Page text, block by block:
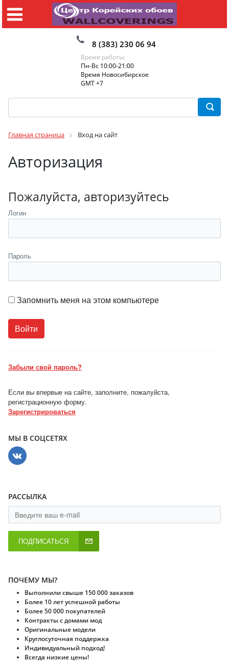
8 (383) 230 06 94
Время работы:
Пн-Вс 10:00-21:00
Время Новосибирское
GMT +7
Главная страница Вход на сайт
Авторизация
Пожалуйста, авторизуйтесь
Логин
Пароль
Запомнить меня на этом компьютере
Забыли свой пароль?
Если вы впервые на сайте, заполните, пожалуйста,
регистрационную форму.
Зарегистрироваться
МЫ В СОЦСЕТЯХ
РАССЫЛКА
ПОДПИСАТЬСЯ
ПОЧЕМУ МЫ?
Выполнили свыше 150 000 заказов
Более 10 лет успешной работы
Более 50 000 покупателей
Контракты с домами мод
Оригинальные модели
Круглосуточная поддержка
Индивидуальный подход!
Всегда низкие цены!